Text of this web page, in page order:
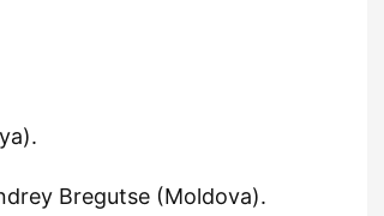
Bregutse (Moldova).